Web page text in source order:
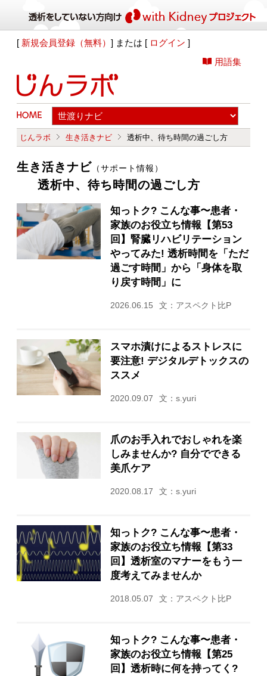
[ 新規会員登録（無料）] または [ ログイン ]
用語集
じんラボ 生き活きナビ 透析中、待ち時間の過ごし方
生き活きナビ （サポート情報）
透析中、待ち時間の過ごし方
知っトク? こんな事〜患者・
家族のお役立ち情報【第53
回】腎臓リハビリテーション
やってみた! 透析時間を「ただ
過ごす時間」から「身体を取
り戻す時間」に
2026.06.15 文：アスペクト比P
スマホ漬けによるストレスに
要注意! デジタルデトックスの
ススメ
2020.09.07 文：s.yuri
爪のお手入れでおしゃれを楽
しみませんか? 自分でできる
美爪ケア
2020.08.17 文：s.yuri
知っトク? こんな事〜患者・
家族のお役立ち情報【第33
回】透析室のマナーをもう一
度考えてみませんか
2018.05.07 文：アスペクト比P
知っトク? こんな事〜患者・
家族のお役立ち情報【第25
回】透析時に何を持ってく?